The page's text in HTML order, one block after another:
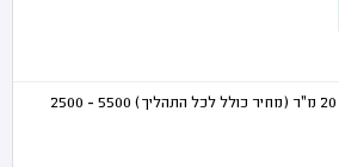
5500 - 2500